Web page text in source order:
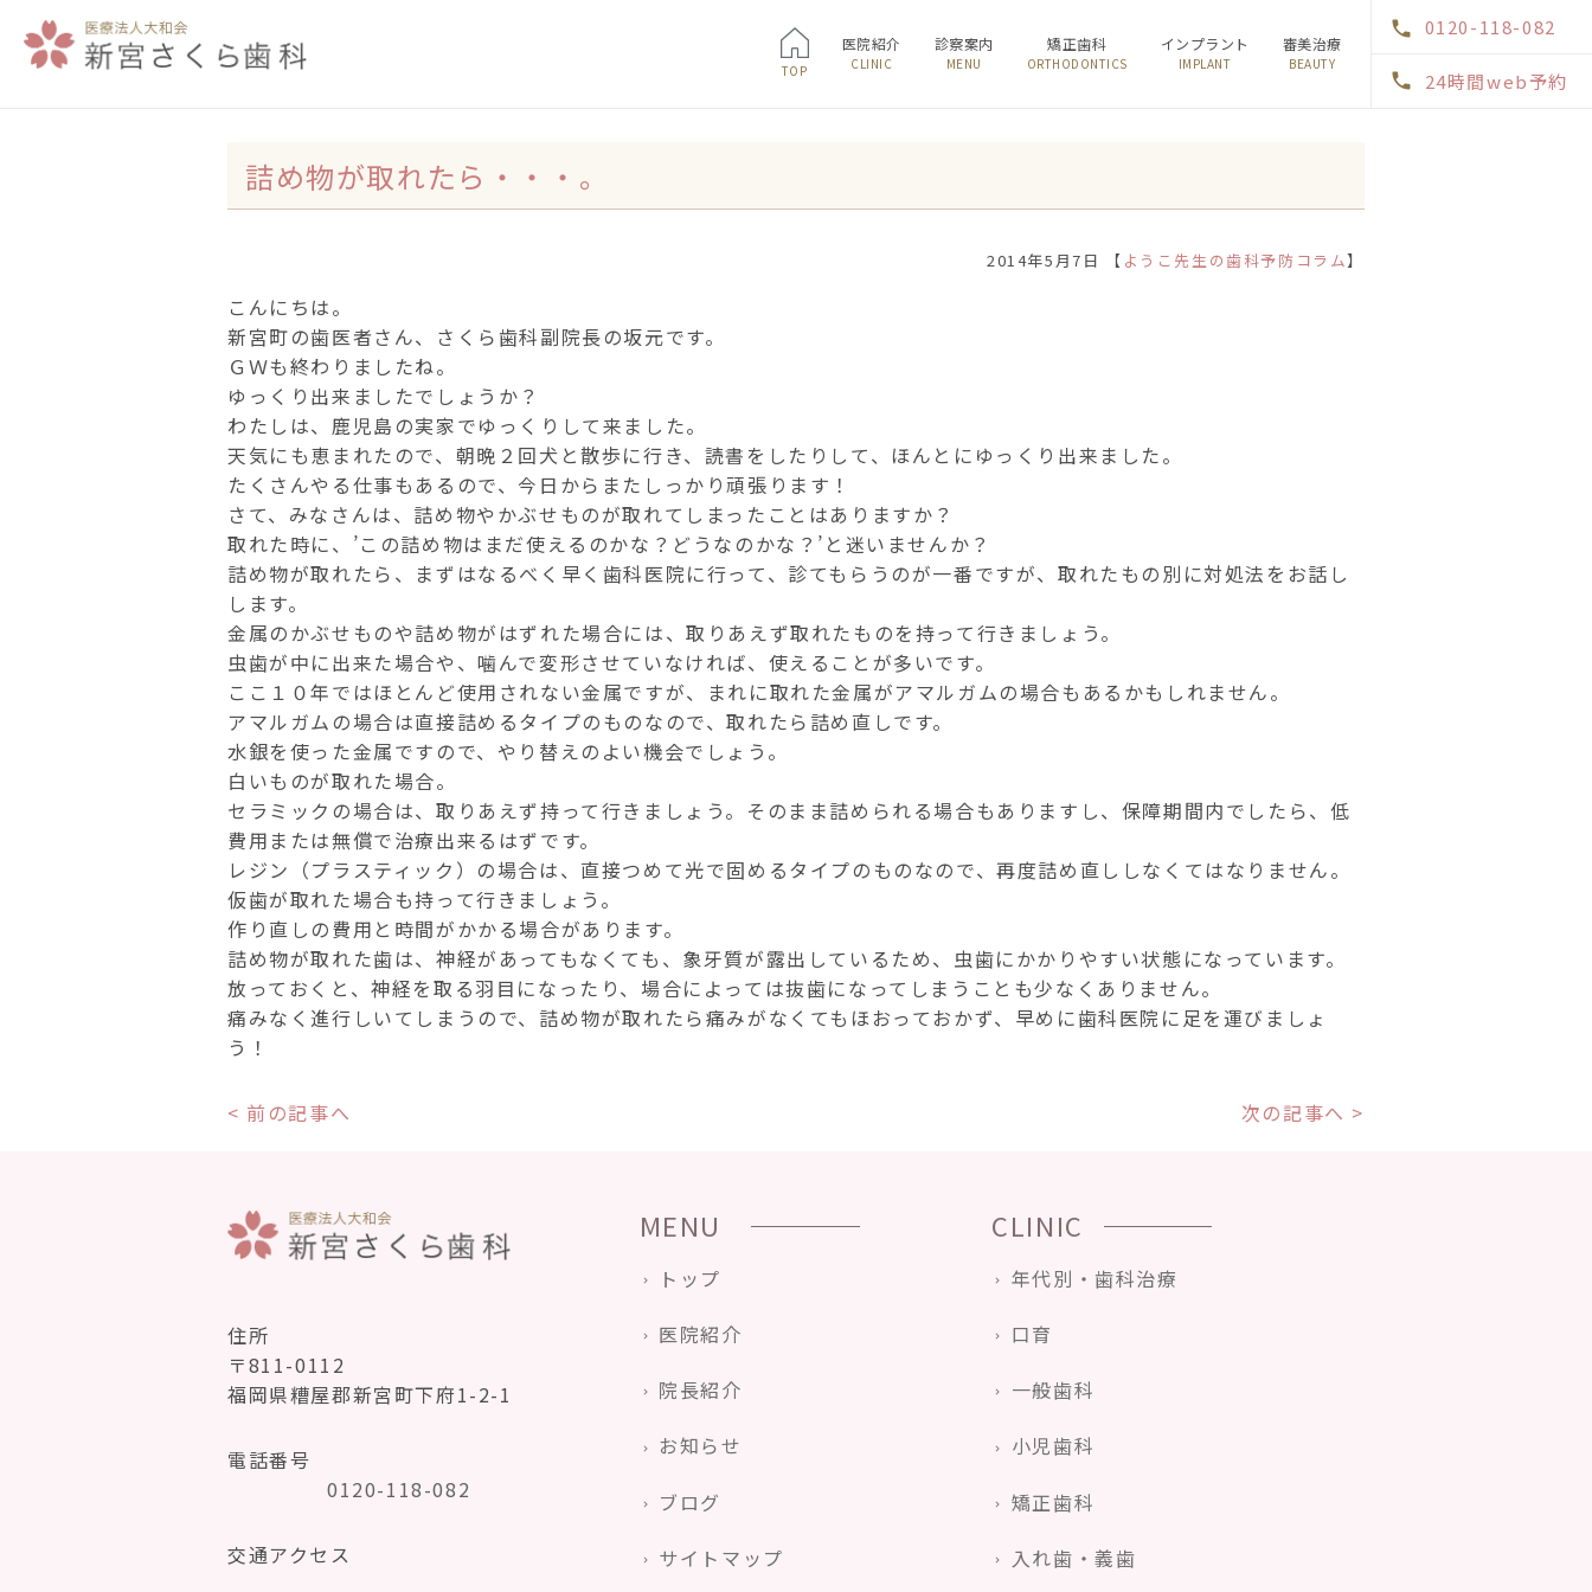
TOP
医院紹介
CLINIC
診察案内
MENU
矯正歯科
ORTHODONTICS
インプラント
IMPLANT
審美治療
BEAUTY
0120-118-082
24時間web予約
詰め物が取れたら・・・。
2014年5月7日 【 ようこ先生の歯科予防コラム】
こんにちは。
新宮町の歯医者さん、さくら歯科副院長の坂元です。
ＧＷも終わりましたね。
ゆっくり出来ましたでしょうか？
わたしは、鹿児島の実家でゆっくりして来ました。
天気にも恵まれたので、朝晩２回犬と散歩に行き、読書をしたりして、ほんとにゆっくり出来ました。
たくさんやる仕事もあるので、今日からまたしっかり頑張ります！
さて、みなさんは、詰め物やかぶせものが取れてしまったことはありますか？
取れた時に、’この詰め物はまだ使えるのかな？どうなのかな？’と迷いませんか？
詰め物が取れたら、まずはなるべく早く歯科医院に行って、診てもらうのが一番ですが、取れたもの別に対処法をお話し
します。
金属のかぶせものや詰め物がはずれた場合には、取りあえず取れたものを持って行きましょう。
虫歯が中に出来た場合や、噛んで変形させていなければ、使えることが多いです。
ここ１０年ではほとんど使用されない金属ですが、まれに取れた金属がアマルガムの場合もあるかもしれません。
アマルガムの場合は直接詰めるタイプのものなので、取れたら詰め直しです。
水銀を使った金属ですので、やり替えのよい機会でしょう。
白いものが取れた場合。
セラミックの場合は、取りあえず持って行きましょう。そのまま詰められる場合もありますし、保障期間内でしたら、低
費用または無償で治療出来るはずです。
レジン（プラスティック）の場合は、直接つめて光で固めるタイプのものなので、再度詰め直ししなくてはなりません。
仮歯が取れた場合も持って行きましょう。
作り直しの費用と時間がかかる場合があります。
詰め物が取れた歯は、神経があってもなくても、象牙質が露出しているため、虫歯にかかりやすい状態になっています。
放っておくと、神経を取る羽目になったり、場合によっては抜歯になってしまうことも少なくありません。
痛みなく進行しいてしまうので、詰め物が取れたら痛みがなくてもほおっておかず、早めに歯科医院に足を運びましょ
う！
< 前の記事へ 次の記事へ >
住所
〒811-0112
福岡県糟屋郡新宮町下府1-2-1
電話番号
0120-118-082
交通アクセス
MENU
トップ
医院紹介
院長紹介
お知らせ
ブログ
サイトマップ
CLINIC
年代別・歯科治療
口育
一般歯科
小児歯科
矯正歯科
入れ歯・義歯